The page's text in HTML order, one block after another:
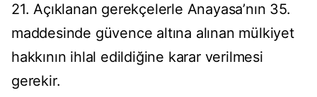
21. Açıklanan gerekçelerle Anayasa’nın 35.
maddesinde güvence altına alınan mülkiyet
hakkının ihlal edildiğine karar verilmesi
gerekir.